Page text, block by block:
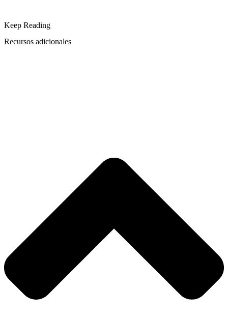
Keep Reading
Recursos adicionales